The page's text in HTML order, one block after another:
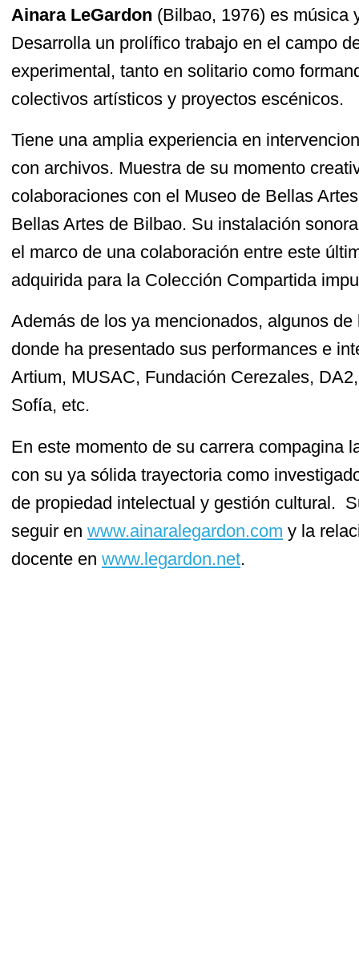
Ainara LeGardon (Bilbao, 1976) es música
Desarrolla un prolífico trabajo en el campo
experimental, tanto en solitario como
colectivos artísticos y proyectos escénicos.
Tiene una amplia experiencia en
con archivos. Muestra de su momento
colaboraciones con el Museo de Bellas
Bellas Artes de Bilbao. Su instalación
el marco de una colaboración entre este
adquirida para la Colección Compartida
Además de los ya mencionados, algunos
donde ha presentado sus performances e
Artium, MUSAC, Fundación Cerezales,
Sofía, etc.
En este momento de su carrera compagina
con su ya sólida trayectoria como
de propiedad intelectual y gestión cultural.
seguir en www.ainaralegardon.com y la
docente en www.legardon.net.